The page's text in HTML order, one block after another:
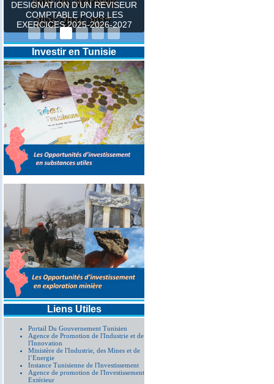
DESIGNATION D’UN REVISEUR
COMPTABLE POUR LES
EXERCICES 2025-2026-2027
Investir en Tunisie
Liens Utiles
Portail Du Gouvernement Tunisien
Agence de Promotion de l'Industrie et de
l'Innovation
Ministère de l'Industrie, des Mines et de
l’Energie
Instance Tunisienne de l'Investissement
Agence de promotion de l'Investissement
Extérieur